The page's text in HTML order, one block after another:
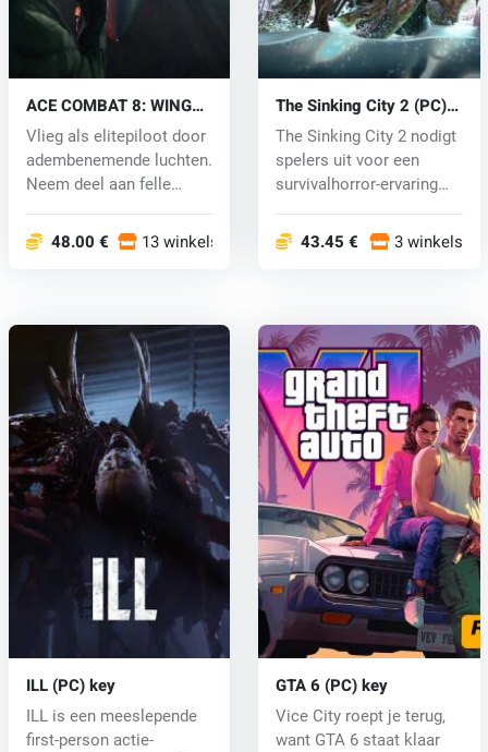
ACE COMBAT 8: WINGS
OF THEVE (PC) key
Vlieg als elitepiloot door
adembenemende luchten.
Neem deel aan felle
48.00 € 13 winkels
The Sinking City 2 (PC)
key
The Sinking City 2 nodigt
spelers uit voor een
survivalhorror-ervaring
43.45 € 3 winkels
ILL (PC) key
ILL is een meeslepende
first-person actie-
GTA 6 (PC) key
Vice City roept je terug,
want GTA 6 staat klaar